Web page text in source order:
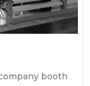
booth